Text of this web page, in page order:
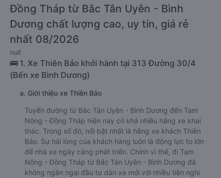
Đồng Tháp từ Bắc Tân Uyên - Bình
Dương chất lượng cao, uy tín, giá rẻ
nhất 08/2026
null
🚌 1. Xe Thiên Bảo khởi hành tại 313 Đường 30/4
(Bến xe Bình Dương)
a. Giới thiệu xe Thiên Bảo
Tuyến đường từ Bắc Tân Uyên - Bình Dương đến Tam
Nông - Đồng Tháp hiện nay có khá nhiều hãng xe khai
thác. Trong số đó, nổi bật nhất là hãng xe khách Thiên
Bảo. Sự hài lòng của khách hàng luôn là động lực to lớn
để nhà xe ngày càng phát triển. Chính vì thế, đi Tam
Nông - Đồng Tháp từ Bắc Tân Uyên - Bình Dương đã
không ngần ngại đầu tư dàn xe mới với nhiều tiện nghi